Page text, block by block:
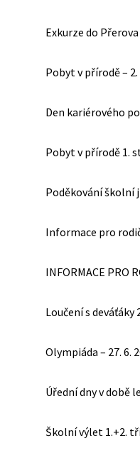
Exkurze do Přerova
Pobyt v přírodě –
Den kariérového
Pobyt v přírodě 1.
Poděkování školní
Informace pro
INFORMACE PRO
Loučení s deváťáky
Olympiáda – 27. 6.
Úřední dny v době
Školní výlet 1.+2.